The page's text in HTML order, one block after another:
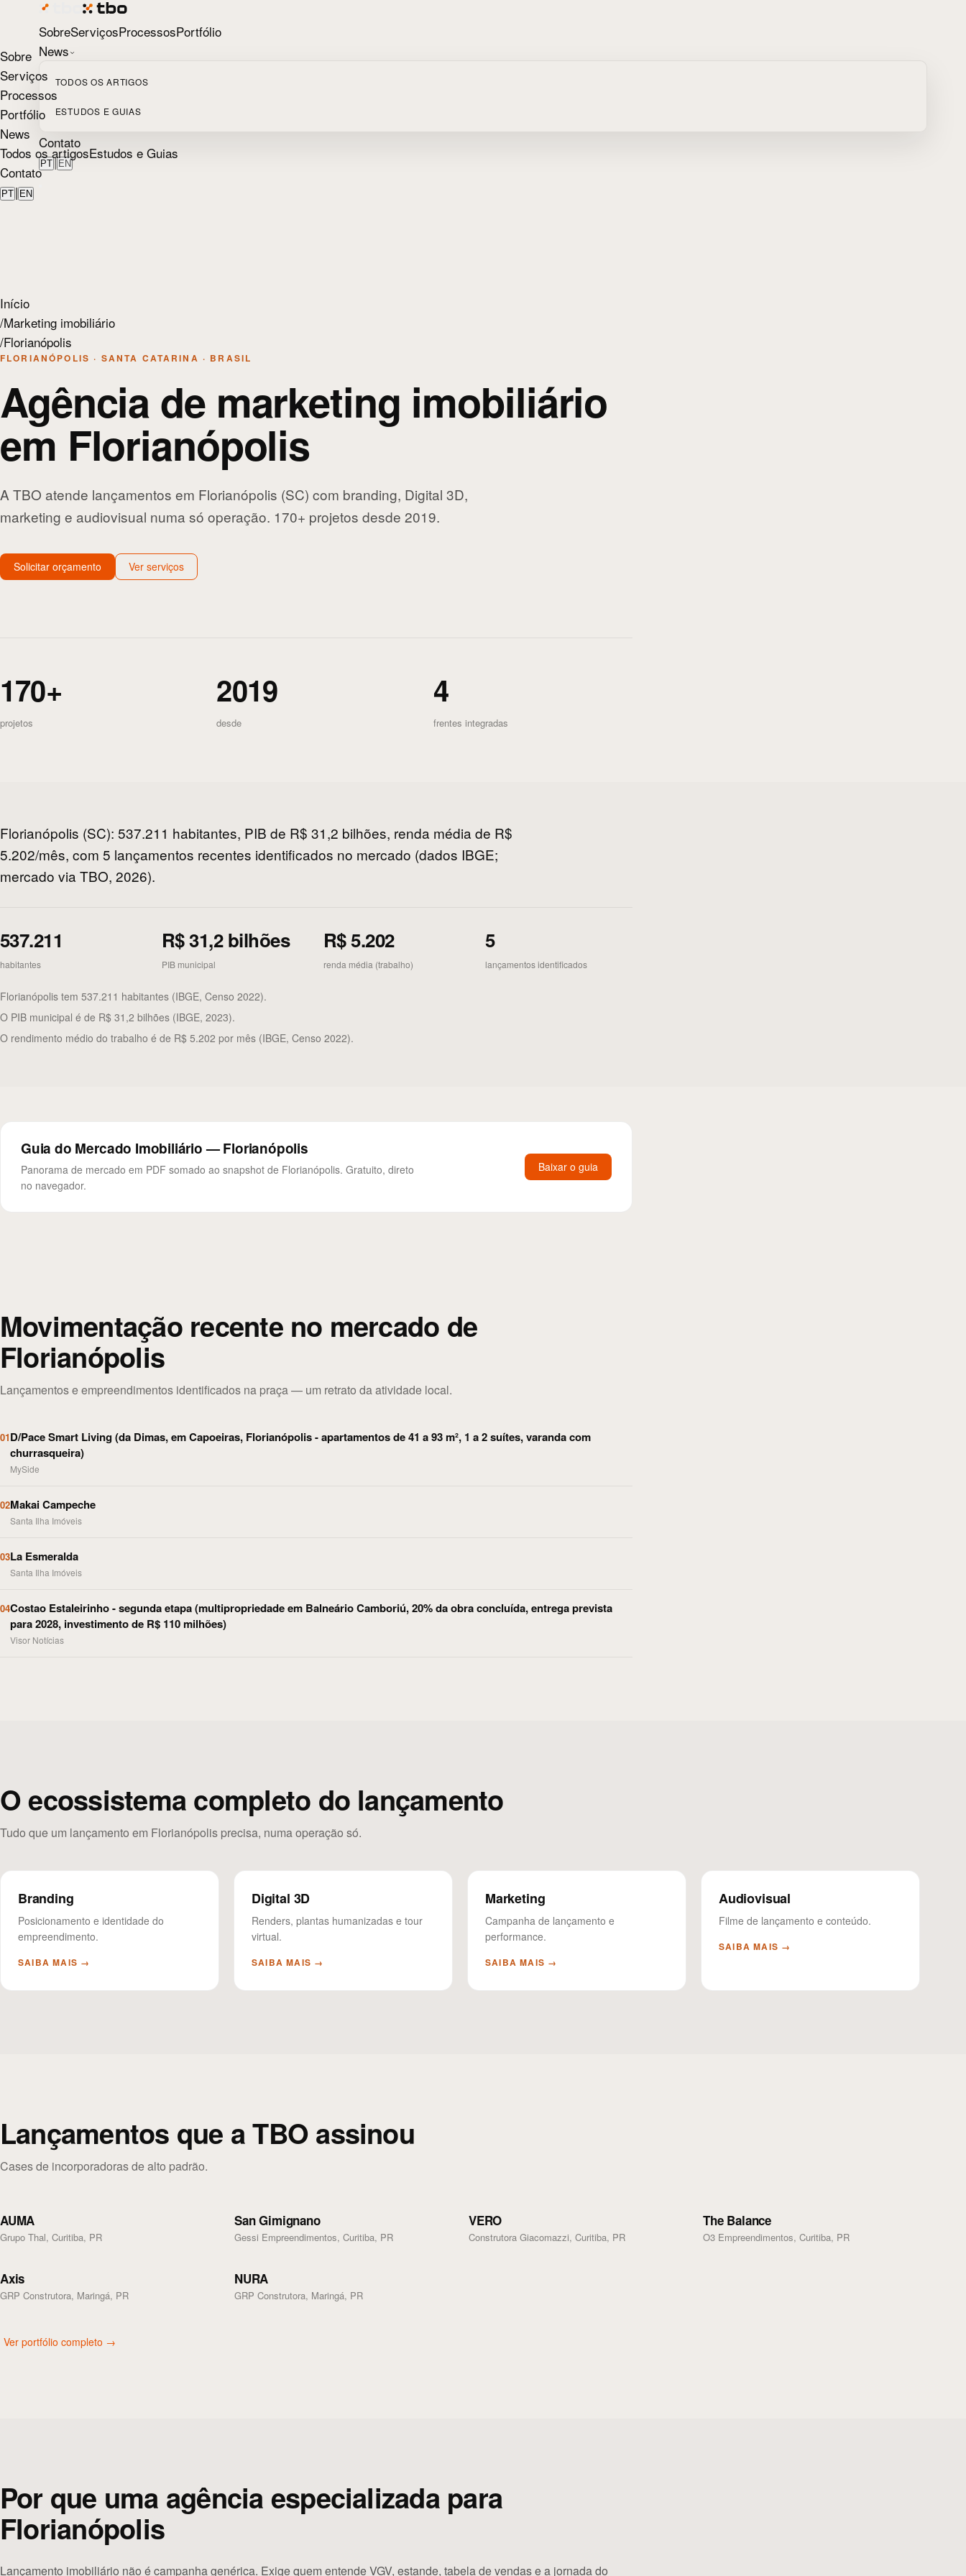
SobreServiçosProcessosPortfólio
News
TODOS OS ARTIGOS
ESTUDOS E GUIAS
Contato
PT| EN
Sobre
Serviços
Processos
Portfólio
News
Todos os artigosEstudos e Guias
Contato
PT | EN
Início
/Marketing imobiliário
/Florianópolis
FLORIANÓPOLIS · SANTA CATARINA · BRASIL
Agência de marketing imobiliário
em Florianópolis
A TBO atende lançamentos em Florianópolis (SC) com branding, Digital 3D,
marketing e audiovisual numa só operação. 170+ projetos desde 2019.
Solicitar orçamento Ver serviços
170+
projetos
2019
desde
4
frentes integradas
Florianópolis (SC): 537.211 habitantes, PIB de R$ 31,2 bilhões, renda média de R$
5.202/mês, com 5 lançamentos recentes identificados no mercado (dados IBGE;
mercado via TBO, 2026).
537.211
habitantes
R$ 31,2 bilhões
PIB municipal
R$ 5.202
renda média (trabalho)
5
lançamentos identificados
Florianópolis tem 537.211 habitantes (IBGE, Censo 2022).
O PIB municipal é de R$ 31,2 bilhões (IBGE, 2023).
O rendimento médio do trabalho é de R$ 5.202 por mês (IBGE, Censo 2022).
Guia do Mercado Imobiliário — Florianópolis
Panorama de mercado em PDF somado ao snapshot de Florianópolis. Gratuito, direto
no navegador.
Baixar o guia
Movimentação recente no mercado de
Florianópolis
Lançamentos e empreendimentos identificados na praça — um retrato da atividade local.
01D/Pace Smart Living (da Dimas, em Capoeiras, Florianópolis - apartamentos de 41 a 93 m², 1 a 2 suítes, varanda com
churrasqueira)
MySide
02Makai Campeche
Santa Ilha Imóveis
03La Esmeralda
Santa Ilha Imóveis
04Costao Estaleirinho - segunda etapa (multipropriedade em Balneário Camboriú, 20% da obra concluída, entrega prevista
para 2028, investimento de R$ 110 milhões)
Visor Notícias
O ecossistema completo do lançamento
Tudo que um lançamento em Florianópolis precisa, numa operação só.
Branding
Posicionamento e identidade do
empreendimento.
SAIBA MAIS →
Digital 3D
Renders, plantas humanizadas e tour
virtual.
SAIBA MAIS →
Marketing
Campanha de lançamento e
performance.
SAIBA MAIS →
Audiovisual
Filme de lançamento e conteúdo.
SAIBA MAIS →
Lançamentos que a TBO assinou
Cases de incorporadoras de alto padrão.
AUMA
Grupo Thal, Curitiba, PR
San Gimignano
Gessi Empreendimentos, Curitiba, PR
VERO
Construtora Giacomazzi, Curitiba, PR
The Balance
O3 Empreendimentos, Curitiba, PR
Axis
GRP Construtora, Maringá, PR
NURA
GRP Construtora, Maringá, PR
Ver portfólio completo →
Por que uma agência especializada para
Florianópolis
Lançamento imobiliário não é campanha genérica. Exige quem entende VGV, estande, tabela de vendas e a jornada do